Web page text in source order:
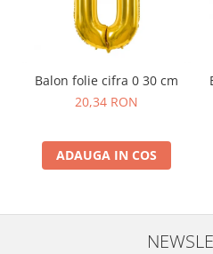
Balon folie cifra 0 30 cm
20,34 RON
ADAUGA IN COS